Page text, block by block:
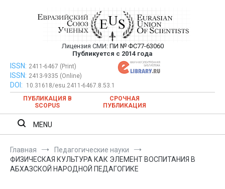
Евразийский Союз Ученых —
публикация научных статей в
ежемесячном научном журнале
Лицензия СМИ: ПИ № ФС77-63060
Публикуется с 2014 года
Евразийский Союз Ученых — публикация научных статей в
ежемесячном научном журнале
ISSN: 2411-6467 (Print)
ISSN: 2413-9335 (Online)
DOI:
10.31618/esu.2411-6467.8.53.1
ПУБЛИКАЦИЯ В
SCOPUS
СРОЧНАЯ
ПУБЛИКАЦИЯ
MENU
Главная
Педагогические науки
ФИЗИЧЕСКАЯ КУЛЬТУРА КАК ЭЛЕМЕНТ ВОСПИТАНИЯ В
АБХАЗСКОЙ НАРОДНОЙ ПЕДАГОГИКЕ